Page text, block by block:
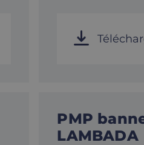
PMP
LAMBADA